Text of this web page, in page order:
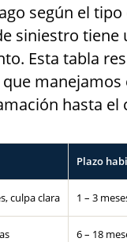
según el
siniestro tiene
Esta tabla
manejamos
hasta el
Plazo
culpa clara 1 – 3
6 – 18